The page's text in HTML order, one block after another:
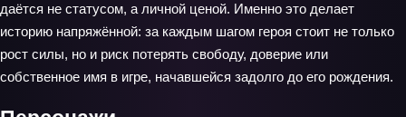
даётся не статусом, а личной ценой. Именно это делает
историю напряжённой: за каждым шагом героя стоит не только
рост силы, но и риск потерять свободу, доверие или
собственное имя в игре, начавшейся задолго до его рождения.